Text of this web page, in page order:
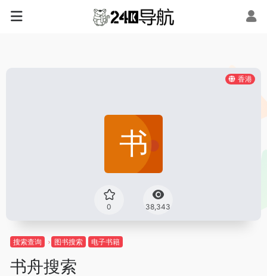
香港
0 38,343
搜索查询 图书搜索 电子书籍
书舟搜索